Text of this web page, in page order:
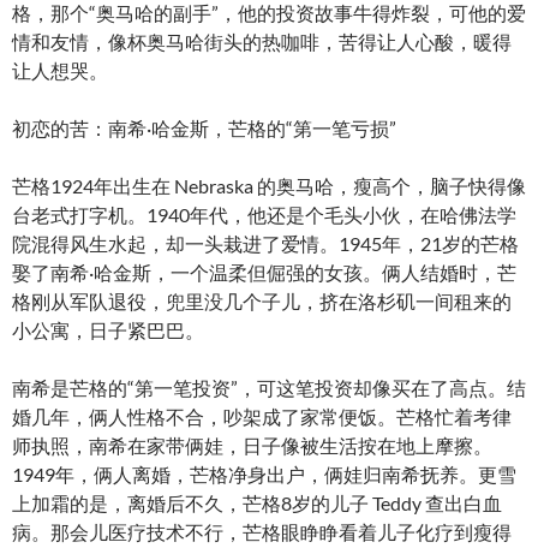
格，那个“奥马哈的副手”，他的投资故事牛得炸裂，可他的爱
情和友情，像杯奥马哈街头的热咖啡，苦得让人心酸，暖得
让人想哭。
初恋的苦：南希·哈金斯，芒格的“第一笔亏损”
芒格1924年出生在 Nebraska 的奥马哈，瘦高个，脑子快得像
台老式打字机。1940年代，他还是个毛头小伙，在哈佛法学
院混得风生水起，却一头栽进了爱情。1945年，21岁的芒格
娶了南希·哈金斯，一个温柔但倔强的女孩。俩人结婚时，芒
格刚从军队退役，兜里没几个子儿，挤在洛杉矶一间租来的
小公寓，日子紧巴巴。
南希是芒格的“第一笔投资”，可这笔投资却像买在了高点。结
婚几年，俩人性格不合，吵架成了家常便饭。芒格忙着考律
师执照，南希在家带俩娃，日子像被生活按在地上摩擦。
1949年，俩人离婚，芒格净身出户，俩娃归南希抚养。更雪
上加霜的是，离婚后不久，芒格8岁的儿子 Teddy 查出白血
病。那会儿医疗技术不行，芒格眼睁睁看着儿子化疗到瘦得